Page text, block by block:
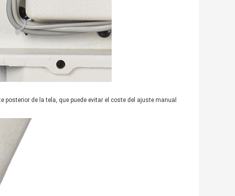
posterior de la tela, que puede evitar el coste del ajuste manual